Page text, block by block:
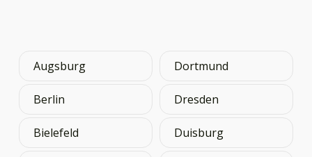
Augsburg
Berlin
Bielefeld
Dortmund
Dresden
Duisburg